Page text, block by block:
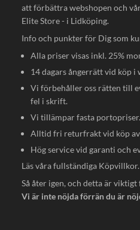
att förbättra webshopen och
Elite Store - i Lidköping.
Info och punkter för Dig som
Alla priser visas inkl. 25%
14 dagars ångerrätt vid köp i
Vi förbehåller oss rätten till
fel i skrift.
Vi tillämpar fasta portopriser.
Alltid fri returfrakt vid köp
Hög service vid garanti och
Läs våra fullständiga Köpvillkor.
Så åter igen, och detta är viktigt
Vi är inte nöjda förrän du är